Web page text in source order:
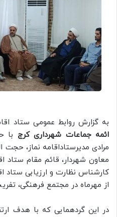
به گزارش روابط عمومی ستاد
ائمه جماعات شهرداری کرج با
مرادی مدیرستاداقامه نماز، حجت
معاون شهردار، قائم مقام ستاد
کارشناس نظارت و ارزیابی ستاد
از مهرماه در مجتمع فرهنگی،
در این گردهمایی که با هدف